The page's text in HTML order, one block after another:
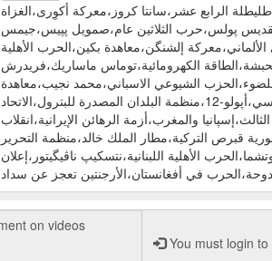
الرابع عشر،سانتا كروز،معركة أكوِرى،الغزاة
القديس پولس،حرب الثلاثين عام،صمويل پپيس،جيمس
إلشنگن،معاهدة بكين،الحرب الأهلية
الكهرومائية،توماس ماساريك،فريدرش
للضوء،الحزب الشيوعي الاسباني،محمد نجيب،معاهدة
فرساي،جزيرة سرتسي،أپولو-12،منظمة البلدان المصدرة للبترول،الاتحاد
شنودة الثالث،إسپانيا والمغرب،أزمة الرهائن الإيرانية،انقلاب
قبرص التركية،مطار الملك خالد،منظمة التحرير
الأهلية اللبنانية،نتسكيپ ناڤيگيتور،إعلان
في أفغانستان،الأرجنتين تعجز عن سداد
You must login